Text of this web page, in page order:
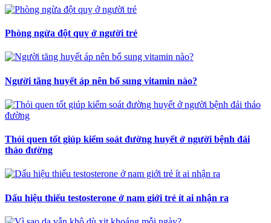
Phòng ngừa đột quỵ ở người trẻ
Người tăng huyết áp nên bổ sung vitamin nào?
Thói quen tốt giúp kiểm soát đường huyết ở người bệnh đái
tháo đường
Dấu hiệu thiếu testosterone ở nam giới trẻ ít ai nhận ra